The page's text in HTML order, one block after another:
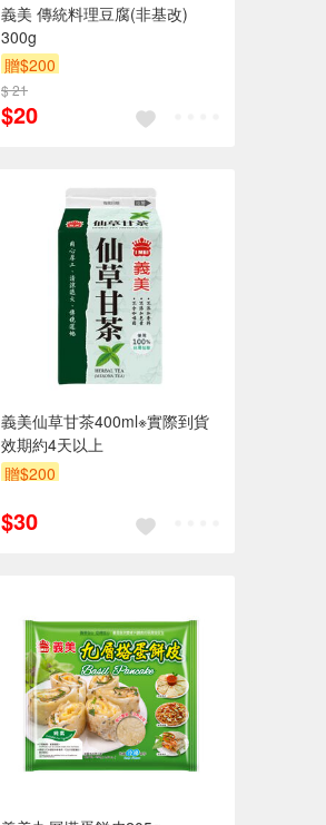
義美 傳統料理豆腐(非基改)
300g
贈$200
$ 21
$20
義美仙草甘茶400ml※實際到貨
效期約4天以上
贈$200
$30